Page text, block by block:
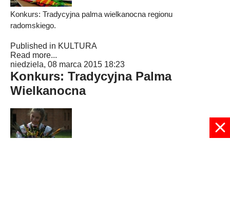
Konkurs: Tradycyjna palma wielkanocna regionu
radomskiego.
Published in KULTURA
Read more...
niedziela, 08 marca 2015 18:23
Konkurs: Tradycyjna Palma
Wielkanocna